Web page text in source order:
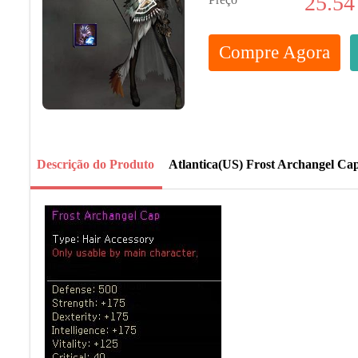
Compre Agora
Descrição do Produto Atlantica(US) Frost Archangel